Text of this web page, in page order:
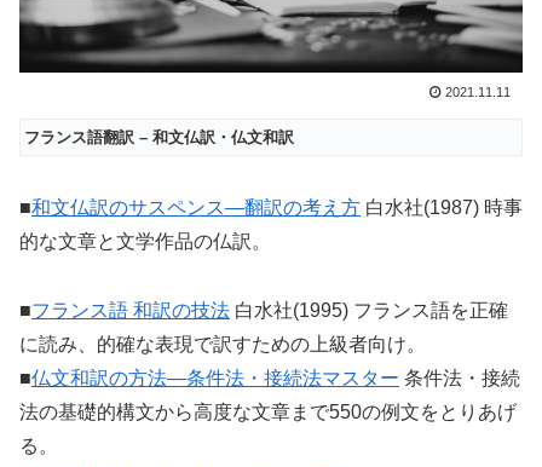
2021.11.11
フランス語翻訳 – 和文仏訳・仏文和訳
■和文仏訳のサスペンス―翻訳の考え方 白水社(1987) 時事
的な文章と文学作品の仏訳。
■フランス語 和訳の技法 白水社(1995) フランス語を正確
に読み、的確な表現で訳すための上級者向け。
■仏文和訳の方法―条件法・接続法マスター 条件法・接続
法の基礎的構文から高度な文章まで550の例文をとりあげ
る。